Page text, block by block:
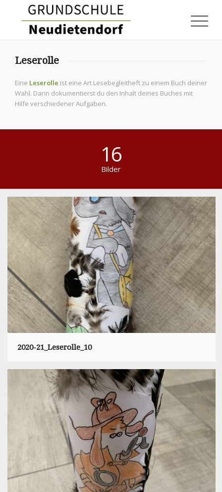
Leserolle
Eine Leserolle ist eine Art Lesebegleitheft zu einem Buch deiner
Wahl. Darin dokumentierst du den Inhalt deines Buches mit
Hilfe verschiedener Aufgaben.
16
Bilder
2020-21_Leserolle_10